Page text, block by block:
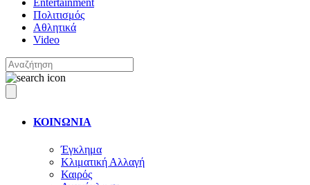
Entertainment
Πολιτισμός
Αθλητικά
Video
ΚΟΙΝΩΝΙΑ
Έγκλημα
Κλιματική Αλλαγή
Καιρός